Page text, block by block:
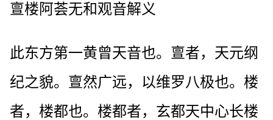
亶楼阿荟无和观音解义
此东方第一黄曾天音也。亶者，天元纲
纪之貌。亶然广远，以维罗八极也。楼
者，楼都也。楼都者，玄都天中心长楼